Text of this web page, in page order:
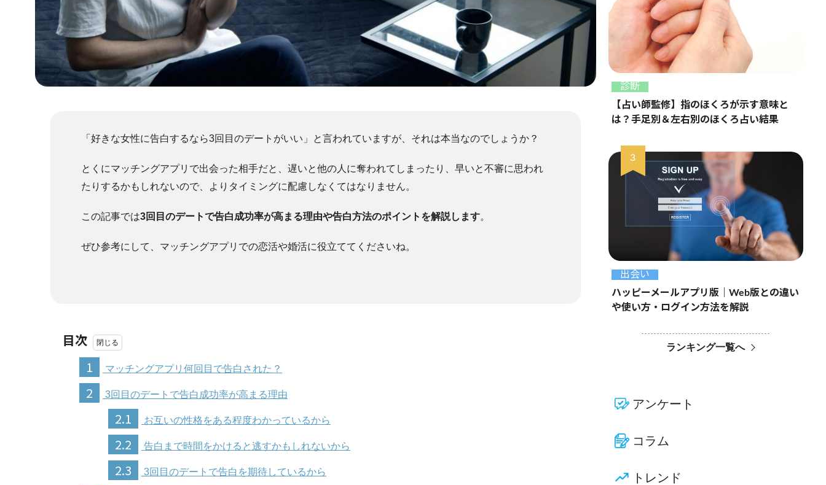
「好きな女性に告白するなら3回目のデートがいい」と言われていますが、それは本当なのでしょうか？
とくにマッチングアプリで出会った相手だと、遅いと他の人に奪われてしまったり、早いと不審に思われ
たりするかもしれないので、よりタイミングに配慮しなくてはなりません。
この記事では3回目のデートで告白成功率が高まる理由や告白方法のポイントを解説します。
ぜひ参考にして、マッチングアプリでの恋活や婚活に役立ててくださいね。
目次
1
マッチングアプリ何回目で告白された？
2 3回目のデートで告白成功率が高まる理由
2.1 お互いの性格をある程度わかっているから
2.2 告白まで時間をかけると逃すかもしれないから
2.3 3回目のデートで告白を期待しているから
診断
【占い師監修】指のほくろが示す意味と
は？手足別＆左右別のほくろ占い結果
出会い
ハッピーメールアプリ版｜Web版との違い
や使い方・ログイン方法を解説
ランキング一覧へ
アンケート
コラム
トレンド